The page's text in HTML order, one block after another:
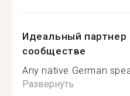
Идеальный партнер
сообществе
Any native German
Развернуть